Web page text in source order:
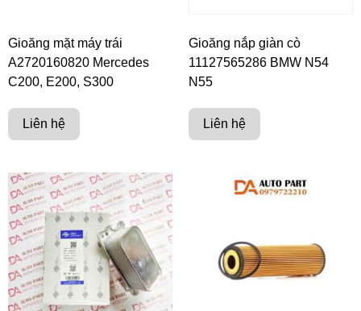
Gioăng mặt máy trái
A2720160820 Mercedes
C200, E200, S300
Liên hệ
Gioăng nắp giàn cò
11127565286 BMW N54
N55
Liên hệ